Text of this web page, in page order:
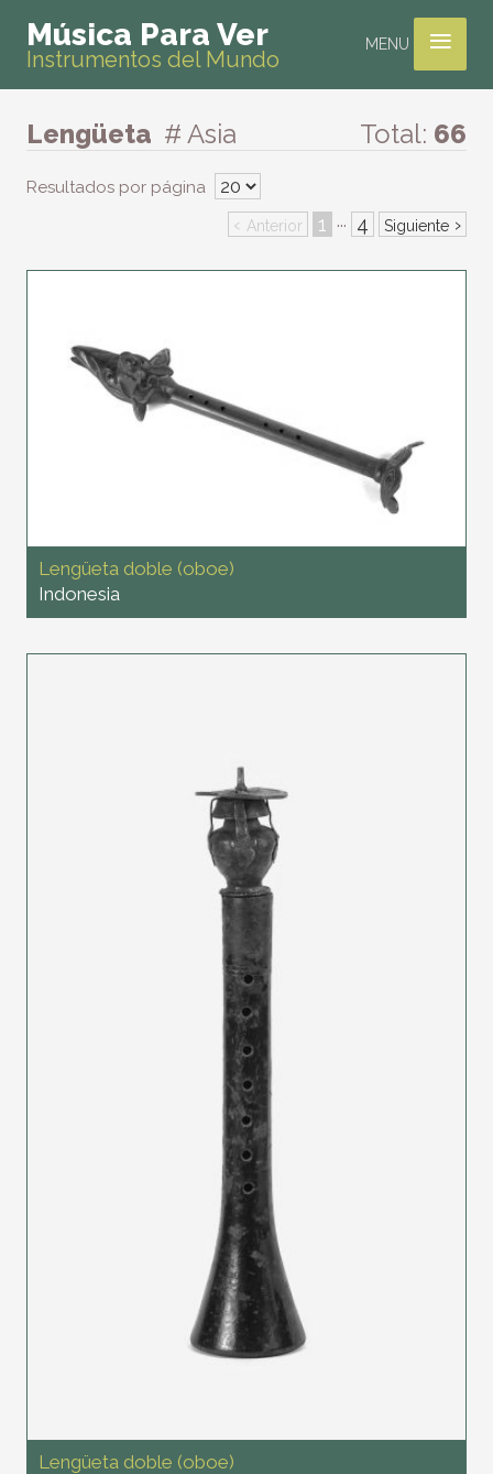
≡
MENU
Música Para Ver
Instrumentos del Mundo
Lengüeta # Asia Total: 66
Resultados por página
‹ Anterior 1 ··· 4 Siguiente ›
Lengüeta doble (oboe)
Indonesia
Lengüeta doble (oboe)